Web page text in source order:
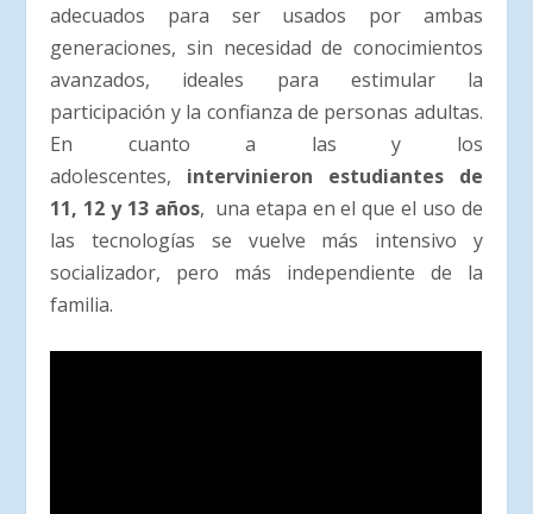
adecuados para ser usados por ambas
generaciones, sin necesidad de conocimientos
avanzados, ideales para estimular la
participación y la confianza de personas adultas.
En cuanto a las y los
adolescentes, intervinieron estudiantes de
11, 12 y 13 años, una etapa en el que el uso de
las tecnologías se vuelve más intensivo y
socializador, pero más independiente de la
familia.